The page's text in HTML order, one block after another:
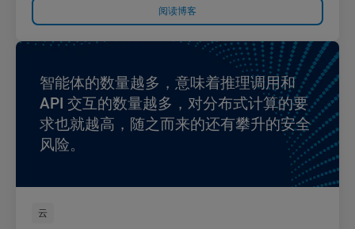
阅读博客
智能体的数量越多，意味着推理调用和
API 交互的数量越多，对分布式计算的要
求也就越高，随之而来的还有攀升的安全
风险。
云